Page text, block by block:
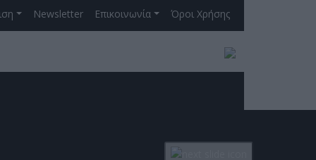
Newsletter Επικοινωνία Όροι Χρήσης
Στόχος